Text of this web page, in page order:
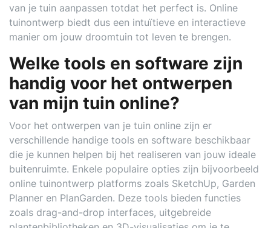
van je tuin aanpassen totdat het perfect is. Online
tuinontwerp biedt dus een intuïtieve en interactieve
manier om jouw droomtuin tot leven te brengen.
Welke tools en software zijn
handig voor het ontwerpen
van mijn tuin online?
Voor het ontwerpen van je tuin online zijn er
verschillende handige tools en software beschikbaar
die je kunnen helpen bij het realiseren van jouw ideale
buitenruimte. Enkele populaire opties zijn bijvoorbeeld
online tuinontwerp platforms zoals SketchUp, Garden
Planner en PlanGarden. Deze tools bieden functies
zoals drag-and-drop interfaces, uitgebreide